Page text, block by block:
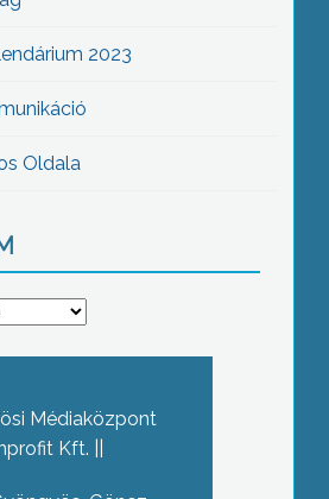
2023
Oldala
Médiaközpont
Kft.